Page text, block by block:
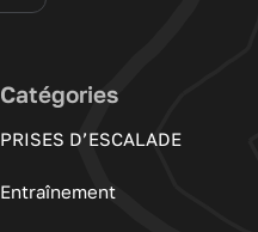
Catégories
PRISES D’ESCALADE
Entraînement